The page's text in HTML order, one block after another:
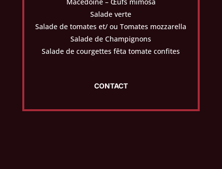
Salade verte
Salade de tomates et/ ou Tomates mozzarella
Salade de Champignons
Salade de courgettes fêta tomate confites
CONTACT